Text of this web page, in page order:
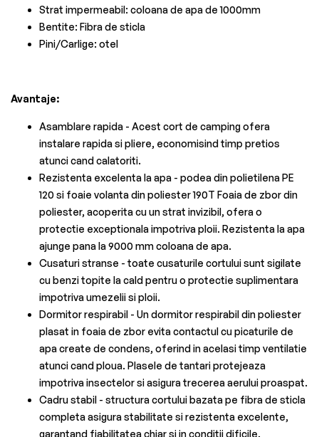
Strat impermeabil: coloana de apa de 1000mm
Bentite: Fibra de sticla
Pini/Carlige: otel
Avantaje:
Asamblare rapida - Acest cort de camping ofera
instalare rapida si pliere, economisind timp pretios
atunci cand calatoriti.
Rezistenta excelenta la apa - podea din polietilena PE
120 si foaie volanta din poliester 190T Foaia de zbor din
poliester, acoperita cu un strat invizibil, ofera o
protectie exceptionala impotriva ploii. Rezistenta la apa
ajunge pana la 9000 mm coloana de apa.
Cusaturi stranse - toate cusaturile cortului sunt sigilate
cu benzi topite la cald pentru o protectie suplimentara
impotriva umezelii si ploii.
Dormitor respirabil - Un dormitor respirabil din poliester
plasat in foaia de zbor evita contactul cu picaturile de
apa create de condens, oferind in acelasi timp ventilatie
atunci cand ploua. Plasele de tantari protejeaza
impotriva insectelor si asigura trecerea aerului proaspat.
Cadru stabil - structura cortului bazata pe fibra de sticla
completa asigura stabilitate si rezistenta excelente,
garantand fiabilitatea chiar si in conditii dificile.